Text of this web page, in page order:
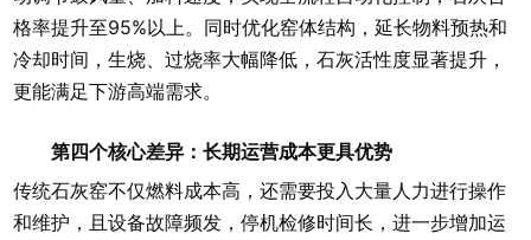
格率提升至95%以上。同时优化窑体结构，延长物料预热和
冷却时间，生烧、过烧率大幅降低，石灰活性度显著提升，
更能满足下游高端需求。
第四个核心差异：长期运营成本更具优势
传统石灰窑不仅燃料成本高，还需要投入大量人力进行操作
和维护，且设备故障频发，停机检修时间长，进一步增加运